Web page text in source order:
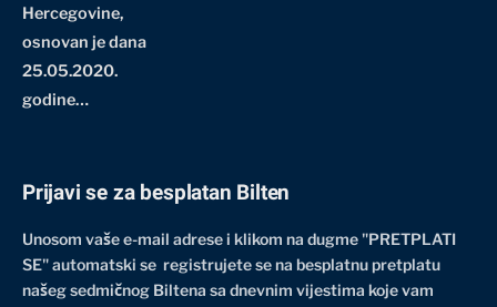
Hercegovine,
osnovan je dana
25.05.2020.
godine…
Prijavi se za besplatan Bilten
Unosom vaše e-mail adrese i klikom na dugme "PRETPLATI
SE" automatski se registrujete se na besplatnu pretplatu
našeg sedmičnog Biltena sa dnevnim vijestima koje vam